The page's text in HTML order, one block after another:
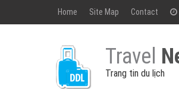
Home Site Map Contact
Travel
Trang tin du lịch